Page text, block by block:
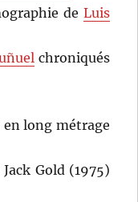
de Luis
chroniqués
long métrage
Gold (1975)